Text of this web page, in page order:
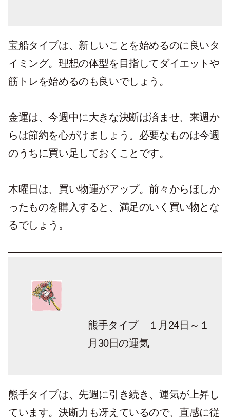
宝船タイプは、新しいことを始めるのに良いタ
イミング。理想の体型を目指してダイエットや
筋トレを始めるのも良いでしょう。
金運は、今週中に大きな決断は済ませ、来週か
らは節約を心がけましょう。必要なものは今週
のうちに買い足しておくことです。
木曜日は、買い物運がアップ。前々からほしか
ったものを購入すると、満足のいく買い物とな
るでしょう。
熊手タイプ １月24日～１
月30日の運気
熊手タイプは、先週に引き続き、運気が上昇し
ています。決断力も冴えているので、直感に従